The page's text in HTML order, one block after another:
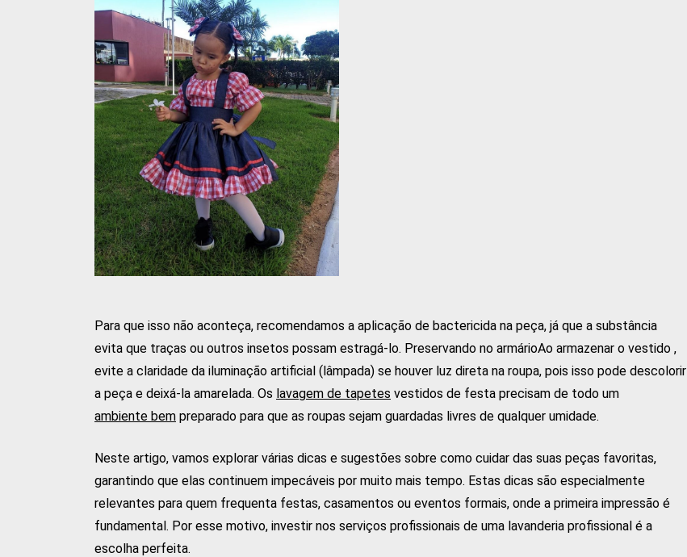
Para que isso não aconteça, recomendamos a aplicação de bactericida na peça, já que a substância
evita que traças ou outros insetos possam estragá-lo. Preservando no armárioAo armazenar o vestido ,
evite a claridade da iluminação artificial (lâmpada) se houver luz direta na roupa, pois isso pode descolorir
a peça e deixá-la amarelada. Os lavagem de tapetes vestidos de festa precisam de todo um
ambiente bem preparado para que as roupas sejam guardadas livres de qualquer umidade.
Neste artigo, vamos explorar várias dicas e sugestões sobre como cuidar das suas peças favoritas,
garantindo que elas continuem impecáveis por muito mais tempo. Estas dicas são especialmente
relevantes para quem frequenta festas, casamentos ou eventos formais, onde a primeira impressão é
fundamental. Por esse motivo, investir nos serviços profissionais de uma lavanderia profissional é a
escolha perfeita.